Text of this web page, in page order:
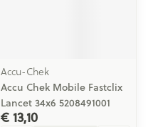
Accu-Chek
Accu Chek Mobile Fastclix
Lancet 34x6 5208491001
€ 13,10